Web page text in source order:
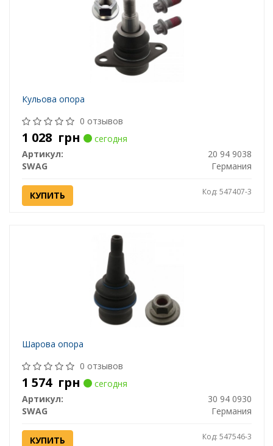
Кульова опора
0 отзывов
1 028 грн
сегодня
Артикул:
20 94 9038
SWAG
Германия
КУПИТЬ Код: 547407-3
Шарова опора
0 отзывов
1 574 грн
сегодня
Артикул:
30 94 0930
SWAG
Германия
КУПИТЬ Код: 547546-3